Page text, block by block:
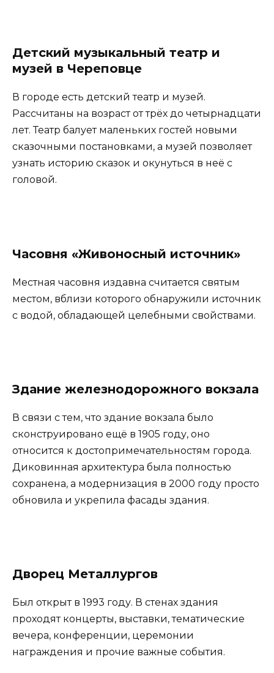
Детский музыкальный театр и
музей в Череповце
В городе есть детский театр и музей.
Рассчитаны на возраст от трёх до четырнадцати
лет. Театр балует маленьких гостей новыми
сказочными постановками, а музей позволяет
узнать историю сказок и окунуться в неё с
головой.
Часовня «Живоносный источник»
Местная часовня издавна считается святым
местом, вблизи которого обнаружили источник
с водой, обладающей целебными свойствами.
Здание железнодорожного вокзала
В связи с тем, что здание вокзала было
сконструировано ещё в 1905 году, оно
относится к достопримечательностям города.
Диковинная архитектура была полностью
сохранена, а модернизация в 2000 году просто
обновила и укрепила фасады здания.
Дворец Металлургов
Был открыт в 1993 году. В стенах здания
проходят концерты, выставки, тематические
вечера, конференции, церемонии
награждения и прочие важные события.